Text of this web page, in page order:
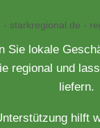
Sie lokale
regional und
liefern.
hilft